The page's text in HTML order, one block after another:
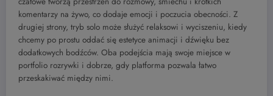
komentarzy na żywo, co dodaje emocji i poczucia obecności. Z
drugiej strony, tryb solo może służyć relaksowi i wyciszeniu, kiedy
chcemy po prostu oddać się estetyce animacji i dźwięku bez
dodatkowych bodźców. Oba podejścia mają swoje miejsce w
portfolio rozrywki i dobrze, gdy platforma pozwala łatwo
przeskakiwać między nimi.